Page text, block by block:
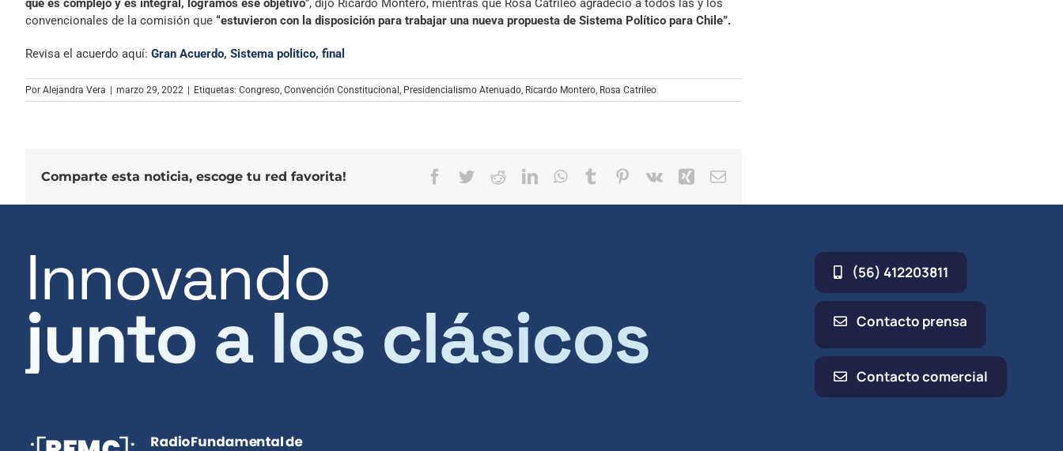
convencionales de la comisión que “estuvieron con la disposición para trabajar una nueva propuesta de Sistema Político para Chile”.
Revisa el acuerdo aquí: Gran Acuerdo, Sistema politico, final
Por Alejandra Vera | marzo 29, 2022 | Etiquetas: Congreso Convención Constitucional Presidencialismo Atenuado Ricardo Montero Rosa Catrileo
Comparte esta noticia, escoge tu red favorita! Facebook
TwitterRedditLinkedInWhatsApp
TumblrPinterest
Vk XingCorreo
Innovando
junto a los clásicos
(56) 412203811
Contacto prensa
Contacto comercial